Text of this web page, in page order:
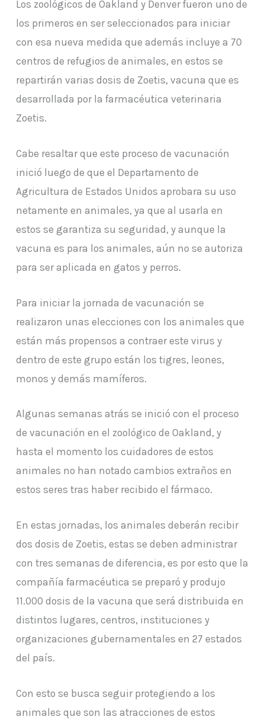
Los zoológicos de Oakland y Denver fueron uno de
los primeros en ser seleccionados para iniciar
con esa nueva medida que además incluye a 70
centros de refugios de animales, en estos se
repartirán varias dosis de Zoetis, vacuna que es
desarrollada por la farmacéutica veterinaria
Zoetis.
Cabe resaltar que este proceso de vacunación
inició luego de que el Departamento de
Agricultura de Estados Unidos aprobara su uso
netamente en animales, ya que al usarla en
estos se garantiza su seguridad, y aunque la
vacuna es para los animales, aún no se autoriza
para ser aplicada en gatos y perros.
Para iniciar la jornada de vacunación se
realizaron unas elecciones con los animales que
están más propensos a contraer este virus y
dentro de este grupo están los tigres, leones,
monos y demás mamíferos.
Algunas semanas atrás se inició con el proceso
de vacunación en el zoológico de Oakland, y
hasta el momento los cuidadores de estos
animales no han notado cambios extraños en
estos seres tras haber recibido el fármaco.
En estas jornadas, los animales deberán recibir
dos dosis de Zoetis, estas se deben administrar
con tres semanas de diferencia, es por esto que la
compañía farmacéutica se preparó y produjo
11.000 dosis de la vacuna que será distribuida en
distintos lugares, centros, instituciones y
organizaciones gubernamentales en 27 estados
del país.
Con esto se busca seguir protegiendo a los
animales que son las atracciones de estos